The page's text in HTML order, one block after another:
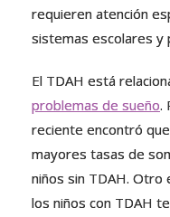
requieren atención
sistemas escolares y
El TDAH está
problemas de sueño.
reciente encontró
mayores tasas de
niños sin TDAH. Otro
los niños con TDAH